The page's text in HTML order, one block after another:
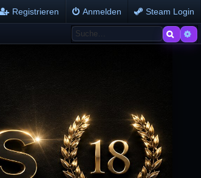
Steam Login
Anmelden
Registrieren
Suche